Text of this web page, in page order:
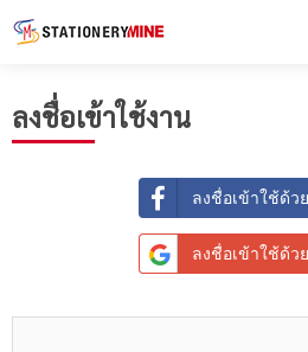
ลงชื่อเข้าใช้งาน
ลงชื่อเข้าใช้ด้วย
ลงชื่อเข้าใช้ด้ว